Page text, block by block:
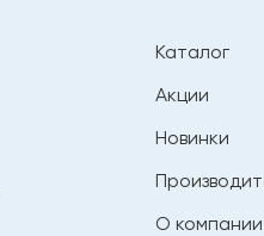
Каталог
Акции
Новинки
О компании